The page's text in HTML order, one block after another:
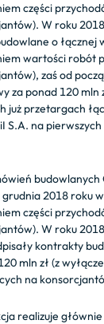
części
W roku
o łącznej
wartości robót
zaś od
za ponad 120 mln
już przetargach
S.A. na
budowlanych
2018 roku
części
W roku
kontrakty
mln zł (z
na
realizuje